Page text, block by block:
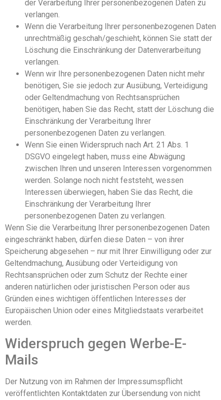
der Verarbeitung Ihrer personenbezogenen Daten zu
verlangen.
Wenn die Verarbeitung Ihrer personenbezogenen Daten
unrechtmäßig geschah/geschieht, können Sie statt der
Löschung die Einschränkung der Datenverarbeitung
verlangen.
Wenn wir Ihre personenbezogenen Daten nicht mehr
benötigen, Sie sie jedoch zur Ausübung, Verteidigung
oder Geltendmachung von Rechtsansprüchen
benötigen, haben Sie das Recht, statt der Löschung die
Einschränkung der Verarbeitung Ihrer
personenbezogenen Daten zu verlangen.
Wenn Sie einen Widerspruch nach Art. 21 Abs. 1
DSGVO eingelegt haben, muss eine Abwägung
zwischen Ihren und unseren Interessen vorgenommen
werden. Solange noch nicht feststeht, wessen
Interessen überwiegen, haben Sie das Recht, die
Einschränkung der Verarbeitung Ihrer
personenbezogenen Daten zu verlangen.
Wenn Sie die Verarbeitung Ihrer personenbezogenen Daten
eingeschränkt haben, dürfen diese Daten – von ihrer
Speicherung abgesehen – nur mit Ihrer Einwilligung oder zur
Geltendmachung, Ausübung oder Verteidigung von
Rechtsansprüchen oder zum Schutz der Rechte einer
anderen natürlichen oder juristischen Person oder aus
Gründen eines wichtigen öffentlichen Interesses der
Europäischen Union oder eines Mitgliedstaats verarbeitet
werden.
Widerspruch gegen Werbe-E-
Mails
Der Nutzung von im Rahmen der Impressumspflicht
veröffentlichten Kontaktdaten zur Übersendung von nicht